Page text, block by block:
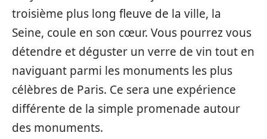
troisième plus long fleuve de la ville, la
Seine, coule en son cœur. Vous pourrez vous
détendre et déguster un verre de vin tout en
naviguant parmi les monuments les plus
célèbres de Paris. Ce sera une expérience
différente de la simple promenade autour
des monuments.